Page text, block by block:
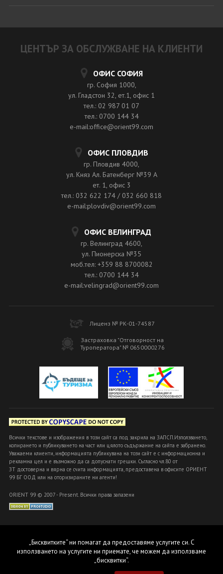
ЦЕНТЪР ЗА ОБСЛУЖВАНЕ НА КЛИЕНТИ
ОФИС СОФИЯ
гр. София 1000,
ул. Гладстон 32, ет.1, офис 1
тел.: 02 987 01 07
тел.: 0700 144 34
e-mail:office@orient99.com
ОФИС ПЛОВДИВ
гр. Пловдив 4000,
ул. Княз Ал. Батенберг №39 A
ет. 1, офис 3
тел.: 032 622 174 / 032 660 818
e-mail:plovdiv@orient99.com
ОФИС ВЕЛИНГРАД
гр. Велинград 4600,
ул. Пионерска №35
моб.тел: +359 88 8700082
тел.: 0700 144 34
e-mail:velingrad@orient99.com
Лиценз № РК-01-74587
Застраховка "Отговорност на
Туроператора" № 0650000276
Всички текстове и изображения в този сайт са под закрила на ЗАПСП.Използването,
копирането и публикуването на част или цялото съдържание на сайта е забранено.
Уважаеми клиенти, информацията публикувана на този сайт е с информационна и
рекламна цел и е възможно да са допуснати грешки. Съгласно чл.80 от
ЗТ достоверна и вярна се счита информацията, предоставена в офисите ОРИЕНТ
99 БГ ООД или на оторизираните ни агенти!
ORIENT 99 © 2007 - Present. Всички права запазени
„Бисквитките“ ни помагат да предоставяме услугите си. С
използването на услугите ни приемате, че можем да използваме
„бисквитки“.